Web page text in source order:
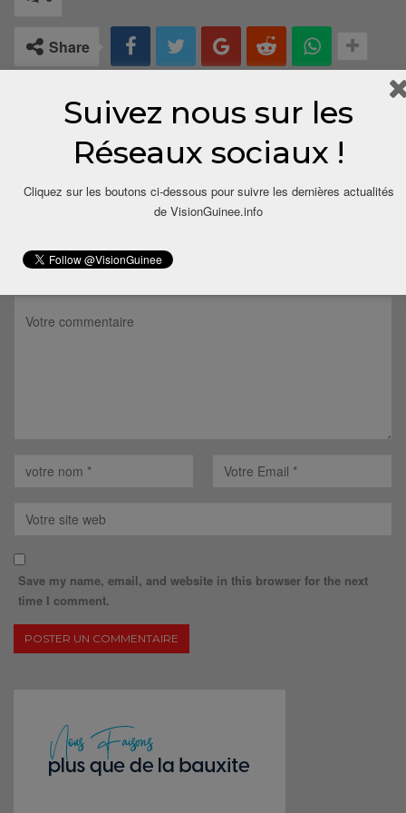
Share
Votre adresse email ne sera pas publiée.
Save my name, email, and website in this browser for the next
time I comment.
Suivez nous sur les
Réseaux sociaux !
Cliquez sur les boutons ci-dessous pour suivre les dernières actualités
de VisionGuinee.info